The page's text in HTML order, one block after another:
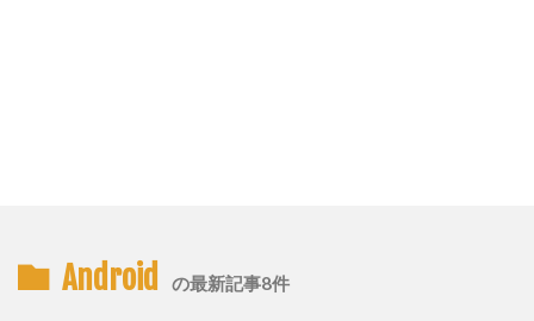
Android の最新記事8件